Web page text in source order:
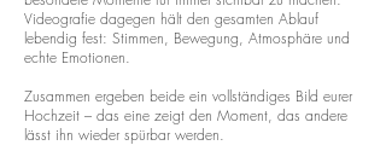
Videografie dagegen hält den gesamten Ablauf
lebendig fest: Stimmen, Bewegung, Atmosphäre und
echte Emotionen.
Zusammen ergeben beide ein vollständiges Bild eurer
Hochzeit – das eine zeigt den Moment, das andere
lässt ihn wieder spürbar werden.